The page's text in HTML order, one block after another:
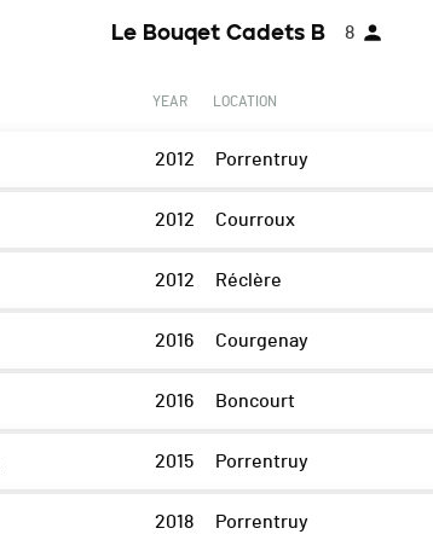
Le Bouqet Cadets B 8
YEAR LOCATION
2012 Porrentruy
2012 Courroux
2012 Réclère
2016 Courgenay
2016 Boncourt
2015 Porrentruy
2018 Porrentruy